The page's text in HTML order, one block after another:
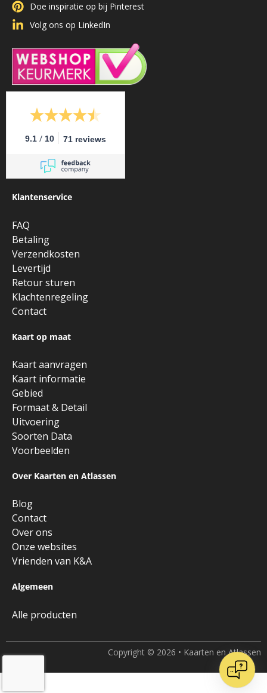
Doe inspiratie op bij Pinterest
Volg ons op LinkedIn
9.1 / 10 71 reviews
Klantenservice
FAQ
Betaling
Verzendkosten
Levertijd
Retour sturen
Klachtenregeling
Contact
Kaart op maat
Kaart aanvragen
Kaart informatie
Gebied
Formaat & Detail
Uitvoering
Soorten Data
Voorbeelden
Over Kaarten en Atlassen
Blog
Contact
Over ons
Onze websites
Vrienden van K&A
Algemeen
Alle producten
Copyright © 2026 • Kaarten en Atlassen